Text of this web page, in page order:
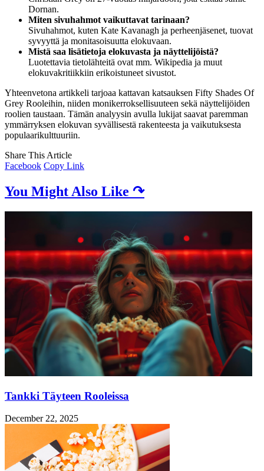
Dornan.
Miten sivuhahmot vaikuttavat tarinaan?
Sivuhahmot, kuten Kate Kavanagh ja perheenjäsenet, tuovat
syvyyttä ja monitasoisuutta elokuvaan.
Mistä saa lisätietoja elokuvasta ja näyttelijöistä?
Luotettavia tietolähteitä ovat mm. Wikipedia ja muut
elokuvakritiikkiin erikoistuneet sivustot.
Yhteenvetona artikkeli tarjoaa kattavan katsauksen Fifty Shades Of
Grey Rooleihin, niiden monikerroksellisuuteen sekä näyttelijöiden
roolien taustaan. Tämän analyysin avulla lukijat saavat paremman
ymmärryksen elokuvan syvällisestä rakenteesta ja vaikutuksesta
populaarikulttuuriin.
Share This Article
Facebook Copy Link
You Might Also Like ↷
Tankki Täyteen Rooleissa
December 22, 2025